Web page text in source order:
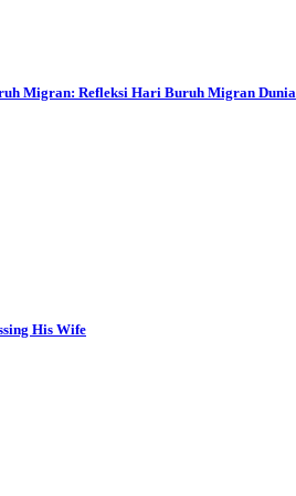
Migran: Refleksi Hari Buruh Migran Dunia
His Wife